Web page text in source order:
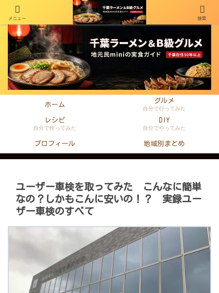
千葉在住50年以上のminiがラーメン・町中華・B級グルメを本音レビュー
ホーム
グルメ
自分で行ってみた
レシピ
自分で作ってみた
DIY
自分でやってみた
プロフィール 地域別まとめ
ユーザー車検を取ってみた こんなに簡単
なの？しかもこんに安いの！？ 実録ユー
ザー車検のすべて
メニュー 検索